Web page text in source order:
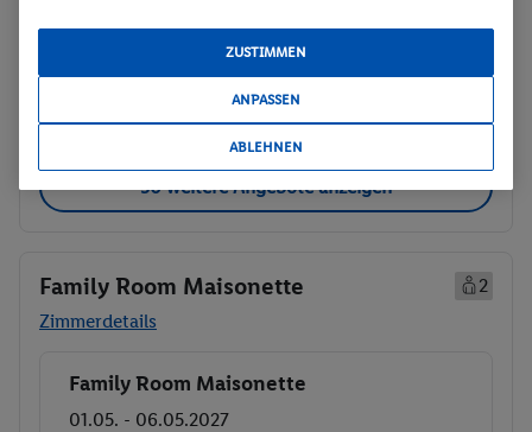
Weitere Informationen des
30 weitere Angebote anzeigen
Family Room Maisonette
2
Zimmerdetails
Buchen
Family Room Maisonette
01.05. - 06.05.2027
ZUSTIMMEN
ANPASSEN
ABLEHNEN